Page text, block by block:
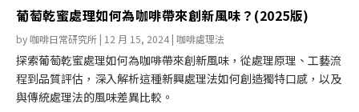
葡萄乾蜜處理如何為咖啡帶來創新風味？(2025版)
by咖啡日常研究所 | 12 月 15, 2024 | 咖啡處理法
探索葡萄乾蜜處理如何為咖啡帶來創新風味，從處理原理、工藝流
程到品質評估，深入解析這種新興處理法如何創造獨特口感，以及
與傳統處理法的風味差異比較。